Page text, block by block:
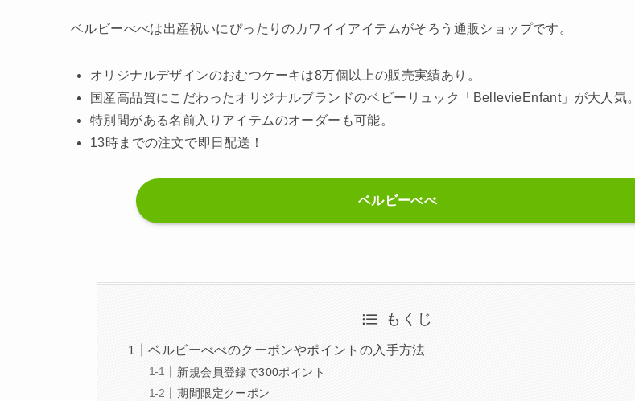
ベルビーべべは出産祝いにぴったりのカワイイアイテムがそろう通販ショップです。
オリジナルデザインのおむつケーキは8万個以上の販売実績あり。
国産高品質にこだわったオリジナルブランドのベビーリュック「BellevieEnfant」が大人気。
特別間がある名前入りアイテムのオーダーも可能。
13時までの注文で即日配送！
ベルビーべべ
もくじ
ベルビーべべのクーポンやポイントの入手方法
新規会員登録で300ポイント
期間限定クーポン